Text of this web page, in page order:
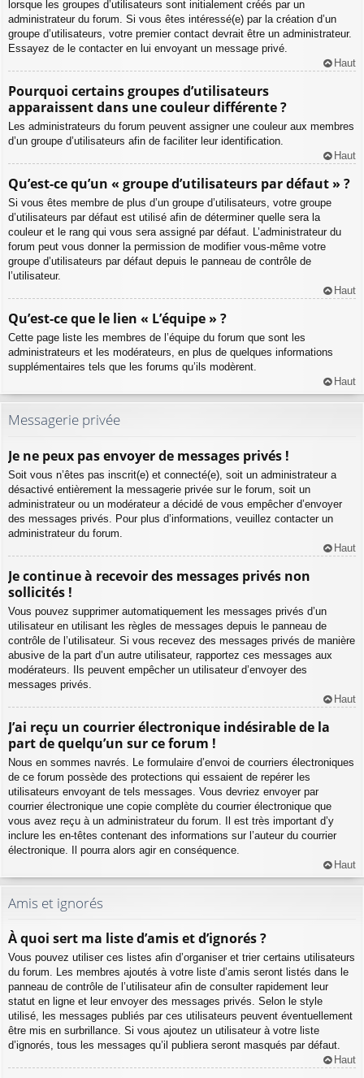
lorsque les groupes d’utilisateurs sont initialement créés par un
administrateur du forum. Si vous êtes intéressé(e) par la création d’un
groupe d’utilisateurs, votre premier contact devrait être un administrateur.
Essayez de le contacter en lui envoyant un message privé.
Haut
Pourquoi certains groupes d’utilisateurs
apparaissent dans une couleur différente ?
Les administrateurs du forum peuvent assigner une couleur aux membres
d’un groupe d’utilisateurs afin de faciliter leur identification.
Haut
Qu’est-ce qu’un « groupe d’utilisateurs par défaut » ?
Si vous êtes membre de plus d’un groupe d’utilisateurs, votre groupe
d’utilisateurs par défaut est utilisé afin de déterminer quelle sera la
couleur et le rang qui vous sera assigné par défaut. L’administrateur du
forum peut vous donner la permission de modifier vous-même votre
groupe d’utilisateurs par défaut depuis le panneau de contrôle de
l’utilisateur.
Haut
Qu’est-ce que le lien « L’équipe » ?
Cette page liste les membres de l’équipe du forum que sont les
administrateurs et les modérateurs, en plus de quelques informations
supplémentaires tels que les forums qu’ils modèrent.
Haut
Messagerie privée
Je ne peux pas envoyer de messages privés !
Soit vous n’êtes pas inscrit(e) et connecté(e), soit un administrateur a
désactivé entièrement la messagerie privée sur le forum, soit un
administrateur ou un modérateur a décidé de vous empêcher d’envoyer
des messages privés. Pour plus d’informations, veuillez contacter un
administrateur du forum.
Haut
Je continue à recevoir des messages privés non
sollicités !
Vous pouvez supprimer automatiquement les messages privés d’un
utilisateur en utilisant les règles de messages depuis le panneau de
contrôle de l’utilisateur. Si vous recevez des messages privés de manière
abusive de la part d’un autre utilisateur, rapportez ces messages aux
modérateurs. Ils peuvent empêcher un utilisateur d’envoyer des
messages privés.
Haut
J’ai reçu un courrier électronique indésirable de la
part de quelqu’un sur ce forum !
Nous en sommes navrés. Le formulaire d’envoi de courriers électroniques
de ce forum possède des protections qui essaient de repérer les
utilisateurs envoyant de tels messages. Vous devriez envoyer par
courrier électronique une copie complète du courrier électronique que
vous avez reçu à un administrateur du forum. Il est très important d’y
inclure les en-têtes contenant des informations sur l’auteur du courrier
électronique. Il pourra alors agir en conséquence.
Haut
Amis et ignorés
À quoi sert ma liste d’amis et d’ignorés ?
Vous pouvez utiliser ces listes afin d’organiser et trier certains utilisateurs
du forum. Les membres ajoutés à votre liste d’amis seront listés dans le
panneau de contrôle de l’utilisateur afin de consulter rapidement leur
statut en ligne et leur envoyer des messages privés. Selon le style
utilisé, les messages publiés par ces utilisateurs peuvent éventuellement
être mis en surbrillance. Si vous ajoutez un utilisateur à votre liste
d’ignorés, tous les messages qu’il publiera seront masqués par défaut.
Haut